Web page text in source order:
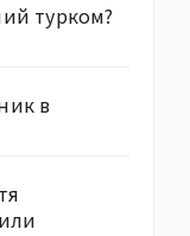
турком?
в